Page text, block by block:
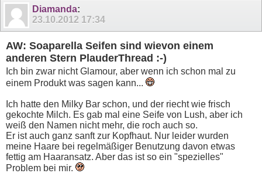
Diamanda:
23.10.2012 17:34
AW: Soaparella Seifen sind wievon einem
anderen Stern PlauderThread :-)
Ich bin zwar nicht Glamour, aber wenn ich schon mal zu
einem Produkt was sagen kann...
Ich hatte den Milky Bar schon, und der riecht wie frisch
gekochte Milch. Es gab mal eine Seife von Lush, aber ich
weiß den Namen nicht mehr, die roch auch so.
Er ist auch ganz sanft zur Kopfhaut. Nur leider wurden
meine Haare bei regelmäßiger Benutzung davon etwas
fettig am Haaransatz. Aber das ist so ein "spezielles"
Problem bei mir.